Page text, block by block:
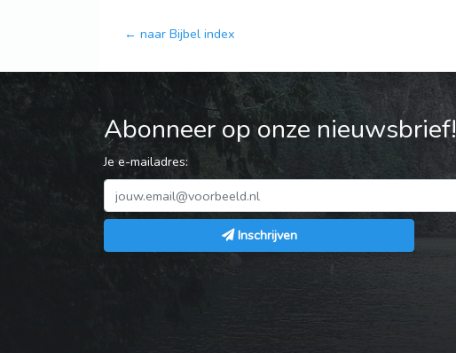
← naar Bijbel index
Abonneer op onze nieuwsbrief!
Je e-mailadres:
Inschrijven